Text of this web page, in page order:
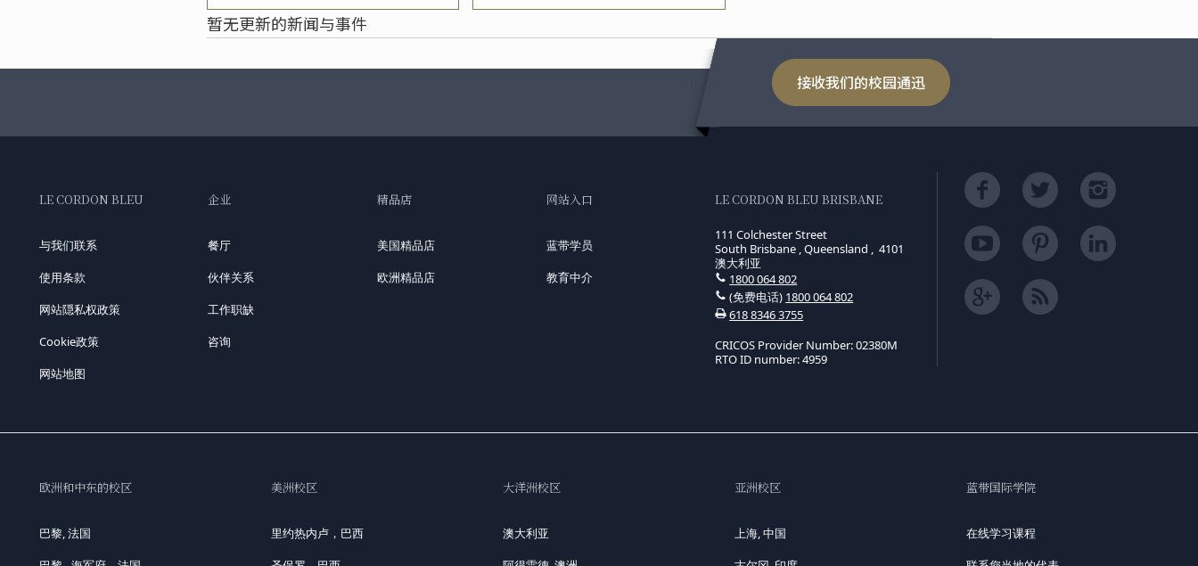
暂无更新的新闻与事件
接收我们的校园通迅
LE CORDON BLEU
与我们联系
使用条款
网站隠私权政策
Cookie政策
网站地图
企业
餐厅
伙伴关系
工作职缺
咨询
精品店
美国精品店
欧洲精品店
网站入口
蓝带学员
教育中介
LE CORDON BLEU BRISBANE
111 Colchester Street
South Brisbane , Queensland , 4101
澳大利亚
1800 064 802
(免费电话) 1800 064 802
618 8346 3755
CRICOS Provider Number: 02380M
RTO ID number: 4959
欧洲和中东的校区
巴黎, 法国
美洲校区
里约热内卢，巴西
大洋洲校区
澳大利亚
亚洲校区
上海, 中国
蓝带国际学院
在线学习课程